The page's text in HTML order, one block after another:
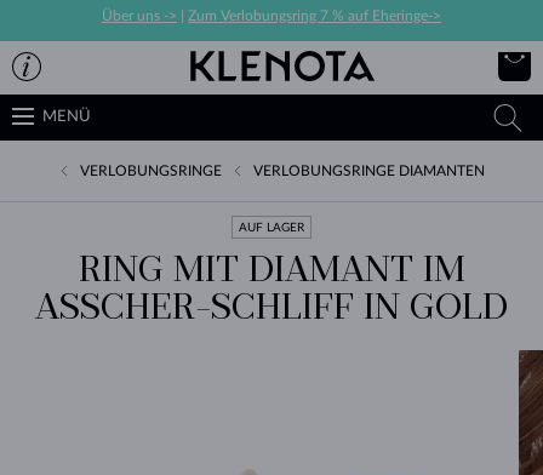
Über uns -> Zum Verlobungsring 7 % auf Eheringe->
MENÜ
VERLOBUNGSRINGE VERLOBUNGSRINGE DIAMANTEN
AUF LAGER
RING MIT DIAMANT IM
ASSCHER-SCHLIFF IN GOLD